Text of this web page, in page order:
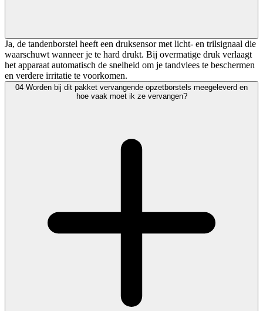
Ja, de tandenborstel heeft een druksensor met licht- en trilsignaal die
waarschuwt wanneer je te hard drukt. Bij overmatige druk verlaagt
het apparaat automatisch de snelheid om je tandvlees te beschermen
en verdere irritatie te voorkomen.
04 Worden bij dit pakket vervangende opzetborstels meegeleverd en
hoe vaak moet ik ze vervangen?